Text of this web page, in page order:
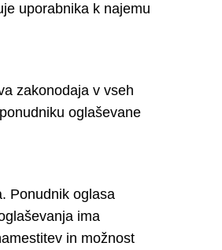
uporabnika k najemu
zakonodaja v vseh
oglaševane
Ponudnik oglasa
ima
in možnost